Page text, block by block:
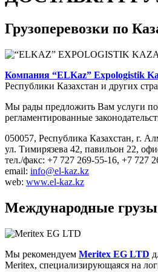
Грузоперевозки по
Компания “ELKaz” Expologistik
Республики Казахстан и других
Мы рады предложить Вам услуги по
регламентированные
050057, Республика Казахстан, г.
ул. Тимирязева 42, павильон 22,
тел./факс: +7 727 269-55-16, +7 727
email: info@el-kaz.kz
web: www.el-kaz.kz
Международные грузы
Мы рекомендуем Meritex EG LTD
Meritex, специализирующаяся на